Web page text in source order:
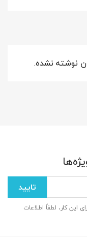
نوشته نشده.
این کار، لطفاً اطلاعات